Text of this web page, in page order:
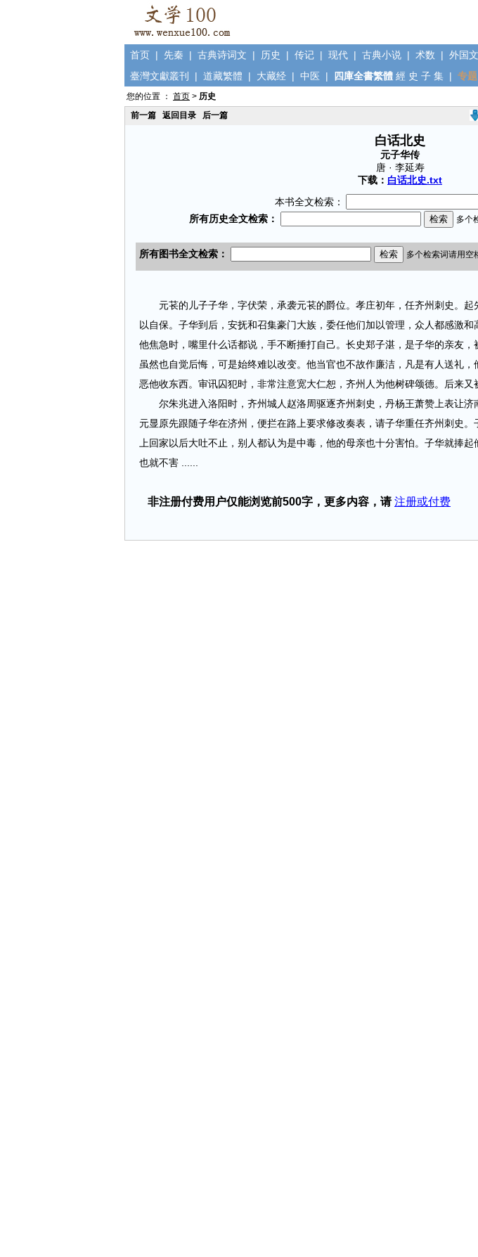
首页 | 先秦 | 古典诗词文 | 历史 | 传记 | 现代 | 古典小说 | 术数 | 外国
臺灣文獻叢刊
| 道藏繁體 | 大藏经 | 中医 | 四庫全書繁體 經 史 子 集 | 专题
您的位置 ： 首页 > 历史
前一篇
返回目录 后一篇
白话北史
元子华传
唐 · 李延寿
下载： 白话北史.txt
本书全文检索：
元苌的儿子子华，字伏荣，承袭元苌的爵位。孝庄初年，任齐州刺史。起
以自保。子华到后，安抚和召集豪门大族，委任他们加以管理，众人都感激
他焦急时，嘴里什么话都说，手不断捶打自己。长史郑子湛，是子华的亲友
虽然也自觉后悔，可是始终难以改变。他当官也不故作廉洁，凡是有人送礼
恶他收东西。审讯囚犯时，非常注意宽大仁恕，齐州人为他树碑颂德。后来又
尔朱兆进入洛阳时，齐州城人赵洛周驱逐齐州刺史，丹杨王萧赞上表让济
元显原先跟随子华在济州，便拦在路上要求修改奏表，请子华重任齐州刺史
上回家以后大吐不止，别人都认为是中毒，他的母亲也十分害怕。子华就捧
也就不害 ......
非注册付费用户仅能浏览前500字，更多内容，请 注册或付费